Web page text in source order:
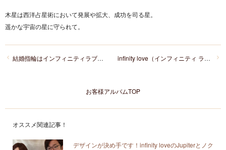
木星は西洋占星術において発展や拡大、成功を司る星。
遥かな宇宙の星に守られて。
infinity love（インフィニティ ラブ）のsunshine（サンシャイン）はシンプルながら個性的でお気に入り。仕上げにもこだわって納得のリングに！
結婚指輪はインフィニティラブのジュピターにひとめぼれ！婚約指輪は俄のことのは
お客様アルバムTOP
オススメ関連記事！
デザインが決め手です！infinity loveのJupiterとノク